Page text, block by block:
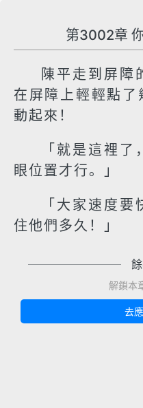
第3002章
陳平走到屏障
在屏障上輕輕點了
動起來！
「就是這裡
眼位置才行。」
「大家速度
住他們多久！」
解鎖本
去